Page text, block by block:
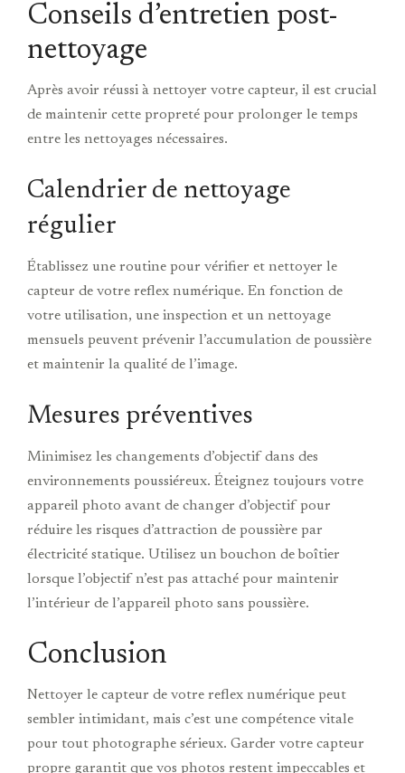
Conseils d’entretien post-
nettoyage
Après avoir réussi à nettoyer votre capteur, il est crucial
de maintenir cette propreté pour prolonger le temps
entre les nettoyages nécessaires.
Calendrier de nettoyage
régulier
Établissez une routine pour vérifier et nettoyer le
capteur de votre reflex numérique. En fonction de
votre utilisation, une inspection et un nettoyage
mensuels peuvent prévenir l’accumulation de poussière
et maintenir la qualité de l’image.
Mesures préventives
Minimisez les changements d’objectif dans des
environnements poussiéreux. Éteignez toujours votre
appareil photo avant de changer d’objectif pour
réduire les risques d’attraction de poussière par
électricité statique. Utilisez un bouchon de boîtier
lorsque l’objectif n’est pas attaché pour maintenir
l’intérieur de l’appareil photo sans poussière.
Conclusion
Nettoyer le capteur de votre reflex numérique peut
sembler intimidant, mais c’est une compétence vitale
pour tout photographe sérieux. Garder votre capteur
propre garantit que vos photos restent impeccables et